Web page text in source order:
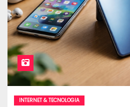
INTERNET & TECNOLOGIA